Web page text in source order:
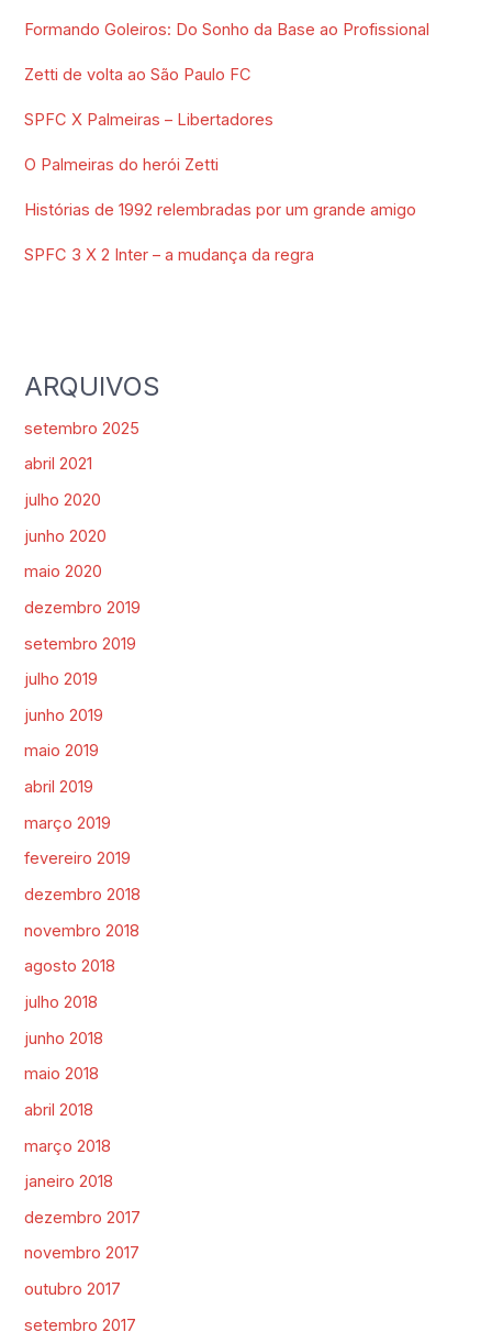
Formando Goleiros: Do Sonho da Base ao Profissional
Zetti de volta ao São Paulo FC
SPFC X Palmeiras – Libertadores
O Palmeiras do herói Zetti
Histórias de 1992 relembradas por um grande amigo
SPFC 3 X 2 Inter – a mudança da regra
ARQUIVOS
setembro 2025
abril 2021
julho 2020
junho 2020
maio 2020
dezembro 2019
setembro 2019
julho 2019
junho 2019
maio 2019
abril 2019
março 2019
fevereiro 2019
dezembro 2018
novembro 2018
agosto 2018
julho 2018
junho 2018
maio 2018
abril 2018
março 2018
janeiro 2018
dezembro 2017
novembro 2017
outubro 2017
setembro 2017